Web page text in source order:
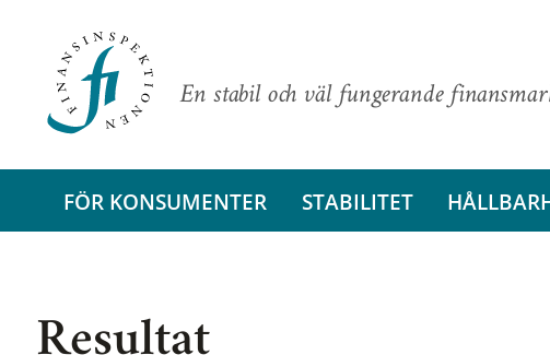
En stabil och väl fungerande
FÖR KONSUMENTER STABILITET
Resultat